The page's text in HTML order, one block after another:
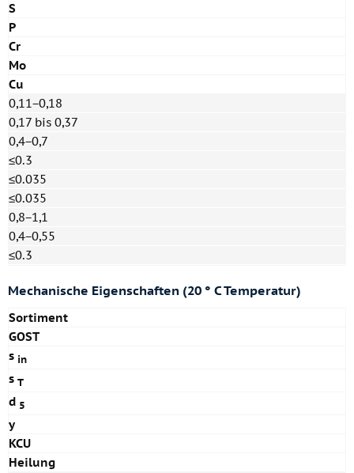
S
P
Cr
Mo
Cu
0,11−0,18
0,17 bis 0,37
0,4−0,7
≤0.3
≤0.035
≤0.035
0,8−1,1
0,4−0,55
≤0.3
Mechanische Eigenschaften (20 ° C Temperatur)
Sortiment
GOST
s in
s T
d 5
y
KCU
Heilung